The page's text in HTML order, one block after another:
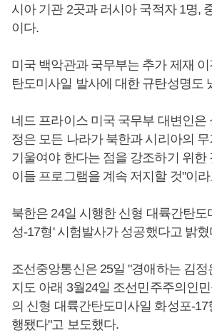
시아 기관 2곳과 러시아 국적자 1명,
이다.
미국 백악관과 국무부는 추가 제재
탄도미사일 발사에 대한 규탄성명도
네드 프라이스 미국 국무부 대변인은
정은 모든 나라가 북한과 시리아의
기울여야 한다는 점을 강조하기 위한
이들 프로그램을 계속 저지할 것"이
북한은 24일 시행한 신형 대륙간탄도
성-17형' 시험발사가 성공했다고 밝혔
조선중앙통신은 25일 "경애하는 김
지도 아래 3월24일 조선민주주의인
의 신형 대륙간탄도미사일 화성포-
행됐다"고 보도했다.